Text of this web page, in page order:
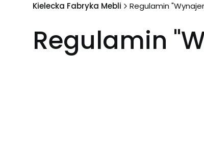
Kielecka Fabryka Mebli Regulamin
Regulamin